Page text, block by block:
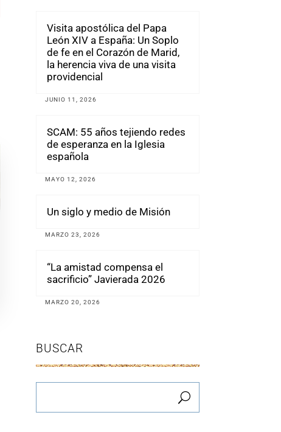
Visita apostólica del Papa
León XIV a España: Un Soplo
de fe en el Corazón de Marid,
la herencia viva de una visita
providencial
JUNIO 11, 2026
SCAM: 55 años tejiendo redes
de esperanza en la Iglesia
española
MAYO 12, 2026
Un siglo y medio de Misión
MARZO 23, 2026
“La amistad compensa el
sacrificio” Javierada 2026
MARZO 20, 2026
BUSCAR